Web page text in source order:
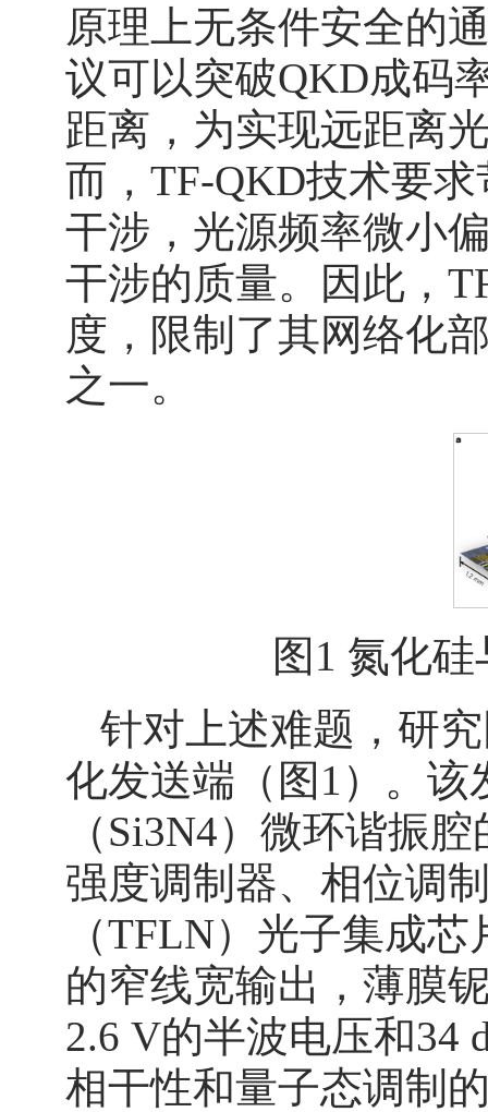
原理上无条件安全的
议可以突破QKD成码
距离，为实现远距离
而，TF-QKD技术要
干涉，光源频率微小
干涉的质量。因此，
度，限制了其网络化
之一。
图1 氮化
针对上述难题，研
化发送端（图1）。
（Si3N4）微环谐振
强度调制器、相位调
（TFLN）光子集成
的窄线宽输出，薄膜
2.6 V的半波电压和34
相干性和量子态调制